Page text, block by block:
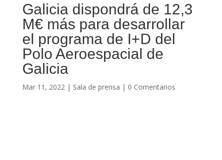
Galicia dispondrá de 12,3
M€ más para desarrollar
el programa de I+D del
Polo Aeroespacial de
Galicia
Mar 11, 2022 | Sala de prensa | 0 Comentarios